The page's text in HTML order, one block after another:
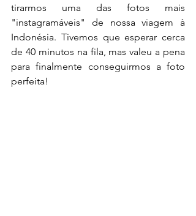
tirarmos uma das fotos mais
"instagramáveis" de nossa viagem à
Indonésia. Tivemos que esperar cerca
de 40 minutos na fila, mas valeu a pena
para finalmente conseguirmos a foto
perfeita!